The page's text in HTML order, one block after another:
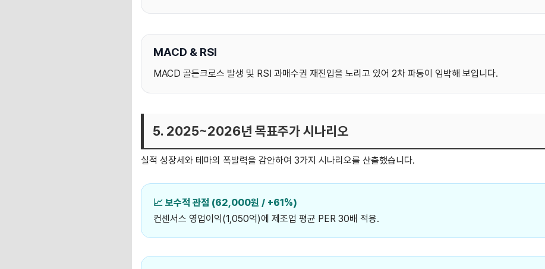
MACD & RSI
MACD 골든크로스 발생 및 RSI 과매수권 재진입을 노리고 있어 2차 파동이 임박해 보입니다.
5. 2025~2026년 목표주가 시나리오
실적 성장세와 테마의 폭발력을 감안하여 3가지 시나리오를 산출했습니다.
📈 보수적 관점 (62,000원 / +61%)
컨센서스 영업이익(1,050억)에 제조업 평균 PER 30배 적용.